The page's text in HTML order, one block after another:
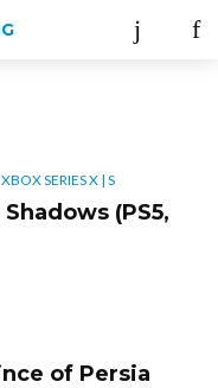
XBOX SERIES X | S
(PS5,
of Persia